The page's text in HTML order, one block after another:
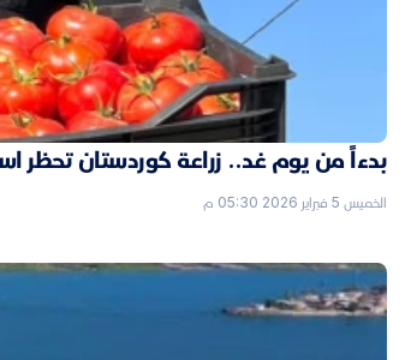
بدءاً من يوم غد.. زراعة كوردستان تحظر
الخميس 5 فبراير 2026 05:30 م